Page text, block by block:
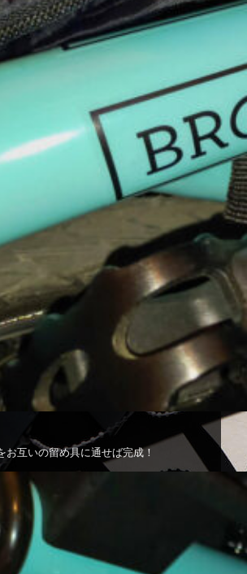
お互いの留め具に通せば完成！